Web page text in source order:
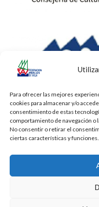
Para ofrecer las mejores
cookies para almacenar y/o
consentimiento de estas
comportamiento de navegación o
No consentir o retirar el
ciertas características y funciones.